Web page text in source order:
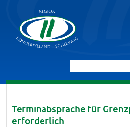
Terminabsprache für
erforderlich